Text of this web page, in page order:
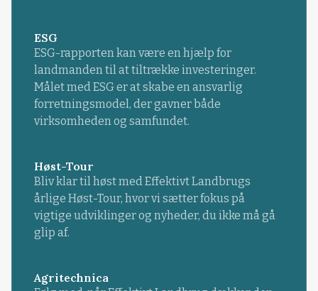
ESG
ESG-rapporten kan være en hjælp for
landmanden til at tiltrække investeringer.
Målet med ESG er at skabe en ansvarlig
forretningsmodel, der gavner både
virksomheden og samfundet.
Høst-Tour
Bliv klar til høst med Effektivt Landbrugs
årlige Høst-Tour, hvor vi sætter fokus på
vigtige udviklinger og nyheder, du ikke må gå
glip af.
Agritechnica